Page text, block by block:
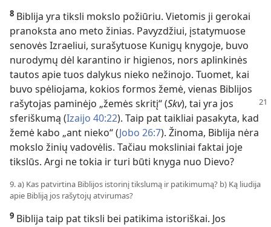
8 Biblija yra tiksli mokslo požiūriu. Vietomis ji gerokai
pranoksta ano meto žinias. Pavyzdžiui, įstatymuose
senovės Izraeliui, surašytuose Kunigų knygoje, buvo
nurodymų dėl karantino ir higienos, nors aplinkinės
tautos apie tuos dalykus nieko nežinojo. Tuomet, kai
buvo spėliojama, kokios formos žemė, vienas Biblijos
rašytojas paminėjo „žemės skritį“ (Skv), tai yra jos
sferiškumą (Izaijo 40:22). Taip pat taikliai pasakyta, kad
žemė kabo „ant nieko“ (Jobo 26:7). Žinoma, Biblija nėra
mokslo žinių vadovėlis. Tačiau moksliniai faktai joje
tikslūs. Argi ne tokia ir turi būti knyga nuo Dievo?
9. a) Kas patvirtina Biblijos istorinį tikslumą ir patikimumą? b) Ką liudija
apie Bibliją jos rašytojų atvirumas?
9 Biblija taip pat tiksli bei patikima istoriškai. Jos